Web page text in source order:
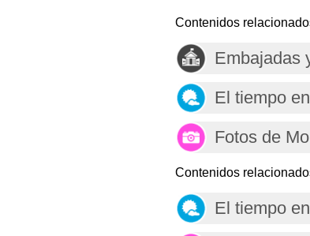
Contenidos
Embajadas
El tiempo
Fotos de
Contenidos
El tiempo